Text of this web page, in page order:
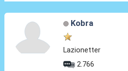
Kobra
Lazionetter
2.766